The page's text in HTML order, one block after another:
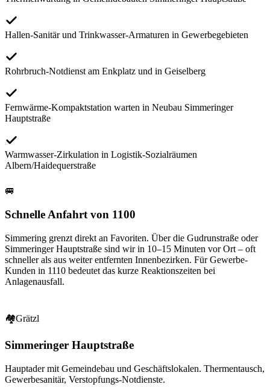
Hallen-Sanitär und Trinkwasser-Armaturen in Gewerbegebieten
Rohrbruch-Notdienst am Enkplatz und in Geiselberg
Fernwärme-Kompaktstation warten in Neubau Simmeringer
Hauptstraße
Warmwasser-Zirkulation in Logistik-Sozialräumen
Albern/Haidequerstraße
🚐
Schnelle Anfahrt von 1100
Simmering grenzt direkt an Favoriten. Über die Gudrunstraße oder
Simmeringer Hauptstraße sind wir in 10–15 Minuten vor Ort – oft
schneller als aus weiter entfernten Innenbezirken. Für Gewerbe-
Kunden in 1110 bedeutet das kurze Reaktionszeiten bei
Anlagenausfall.
🏘Grätzl
Simmeringer Hauptstraße
Hauptader mit Gemeindebau und Geschäftslokalen. Thermentausch,
Gewerbesanitär, Verstopfungs-Notdienste.